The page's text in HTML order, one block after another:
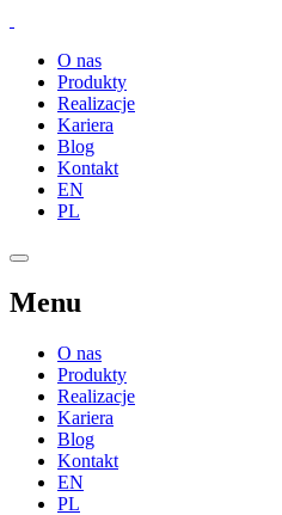
O nas
Produkty
Realizacje
Kariera
Blog
Kontakt
EN
PL
Menu
O nas
Produkty
Realizacje
Kariera
Blog
Kontakt
EN
PL